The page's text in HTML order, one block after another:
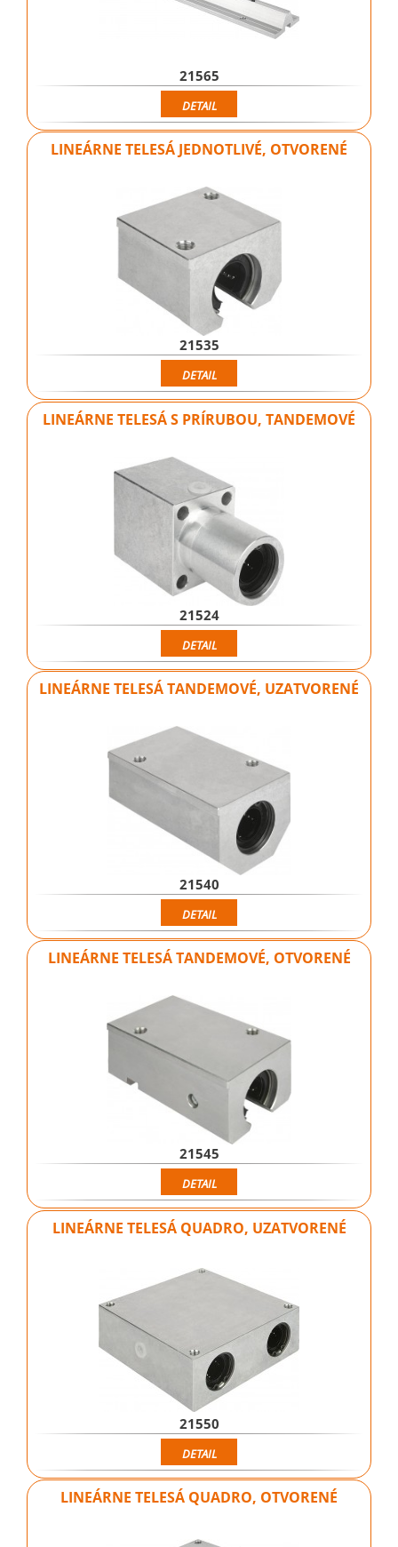
21565
DETAIL
LINEÁRNE TELESÁ JEDNOTLIVÉ, OTVORENÉ
21535
DETAIL
LINEÁRNE TELESÁ S PRÍRUBOU, TANDEMOVÉ
21524
DETAIL
LINEÁRNE TELESÁ TANDEMOVÉ, UZATVORENÉ
21540
DETAIL
LINEÁRNE TELESÁ TANDEMOVÉ, OTVORENÉ
21545
DETAIL
LINEÁRNE TELESÁ QUADRO, UZATVORENÉ
21550
DETAIL
LINEÁRNE TELESÁ QUADRO, OTVORENÉ